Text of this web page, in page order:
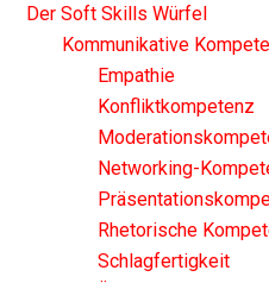
Der Soft Skills Würfel
Kommunikative
Empathie
Konfliktkompetenz
Networking-
Rhetorische
Schlagfertigkeit